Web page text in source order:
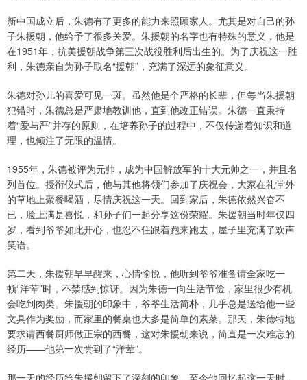
新中国成立后，朱德有了更多的能力来照顾家人。尤其是对自己的孙
子朱援朝，他给予了很多关爱。朱援朝的名字也有特殊的意义，他是
在1951年，抗美援朝战争第三次战役胜利后出生的。为了庆祝这一胜
利，朱德亲自为孙子取名“援朝”，充满了深远的象征意义。
朱德对孙儿的喜爱可见一斑。虽然他是个严格的长辈，但每当朱援朝
犯错时，朱德总是严肃地教训他，直到他改正错误。朱德一直秉持
着“爱与严”并存的原则，在培养孙子的过程中，不仅传递着知识和道
理，也倾注了无限的温情。
1955年，朱德被评为元帅，成为中国解放军的十大元帅之一，并且名
列首位。授衔仪式后，他与其他将领们参加了庆祝会，大家在礼堂外
的草地上聚餐喝酒，尽情庆祝这一天。回到家后，朱德依然兴奋不
已，脸上满是喜悦，和孙子们一起分享这份荣耀。朱援朝当时年仅四
岁，看到爷爷如此开心，也忍不住跟着跑来跑去，屋子里充满了欢声
笑语。
第二天，朱援朝早早醒来，心情愉悦，他听到爷爷准备请全家吃一
顿“洋荤”时，不禁感到惊讶。因为朱德一向生活节俭，家里很少有机
会吃到肉类。朱援朝的印象中，爷爷生活简朴，几乎总是送给他一些
文具作为奖励，而家里的餐桌也大多是简单的素菜。那天，朱德特地
要求请西餐厨师做正宗的西餐，这对朱援朝来说，简直是一次难忘的
经历——他第一次尝到了“洋荤”。